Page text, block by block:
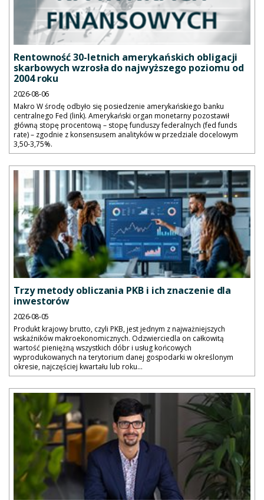
Rentowność 30-letnich amerykańskich obligacji
skarbowych wzrosła do najwyższego poziomu od
2004 roku
2026-08-06
Makro W środę odbyło się posiedzenie amerykańskiego banku
centralnego Fed (link). Amerykański organ monetarny pozostawił
główną stopę procentową – stopę funduszy federalnych (fed funds
rate) – zgodnie z konsensusem analityków w przedziale docelowym
3,50-3,75%.
Trzy metody obliczania PKB i ich znaczenie dla
inwestorów
2026-08-05
Produkt krajowy brutto, czyli PKB, jest jednym z najważniejszych
wskaźników makroekonomicznych. Odzwierciedla on całkowitą
wartość pieniężną wszystkich dóbr i usług końcowych
wyprodukowanych na terytorium danej gospodarki w określonym
okresie, najczęściej kwartału lub roku...